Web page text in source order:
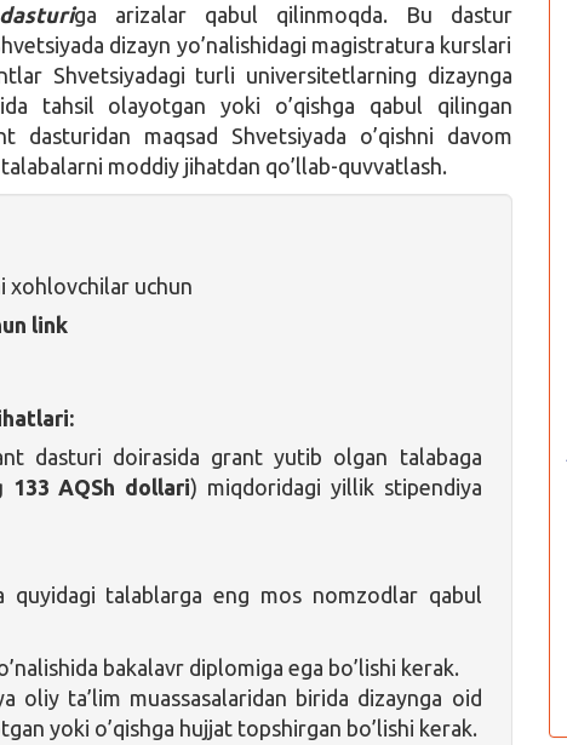
ga arizalar qabul qilinmoqda. Bu dastur
dizayn yo’nalishidagi magistratura kurslari
Shvetsiyadagi turli universitetlarning dizaynga
tahsil olayotgan yoki o’qishga qabul qilingan
dasturidan maqsad Shvetsiyada o’qishni davom
moddiy jihatdan qo’llab-quvvatlash.
xohlovchilar uchun
link
dasturi doirasida grant yutib olgan talabaga
133 AQSh dollari) miqdoridagi yillik stipendiya
quyidagi talablarga eng mos nomzodlar qabul
bakalavr diplomiga ega bo’lishi kerak.
oliy ta’lim muassasalaridan birida dizaynga oid
yoki o’qishga hujjat topshirgan bo’lishi kerak.